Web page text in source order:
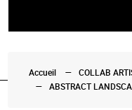
Accueil COLLAB
ABSTRACT